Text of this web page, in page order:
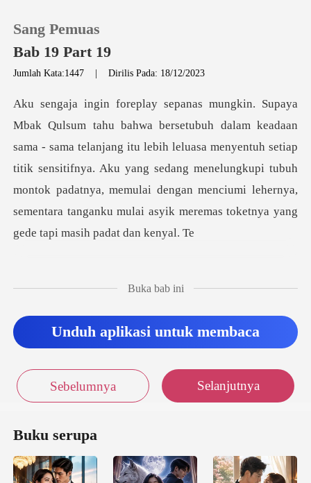
0
Pengisian Ulang
Sang Pemuas
Bab 19 Part 19
Jumlah Kata:1447 |Dirilis Pada: 18/12/2023
jang itu lebih leluasa menyentuh setiap
titik sensitifnya. Aku yang sedang menelungkupi tubuh
montok padatnya, memul
Buka bab ini
Unduh aplikasi untuk membaca
Sebelumnya Selanjutnya
Buku serupa